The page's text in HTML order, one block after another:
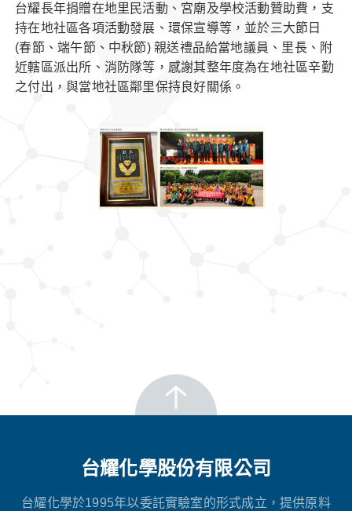
台耀長年捐贈在地里民活動、宮廟及學校活動贊助費，支
持在地社區各項活動發展、環保宣導等，並於三大節日
(春節、端午節、中秋節) 親送禮品給當地議員、里長、附
近轄區派出所、消防隊等，感謝其整年度為在地社區辛勤
之付出，與當地社區鄰里保持良好關係。
台耀化學股份有限公司
台耀化學於1995年以委託實驗室的形式成立，提供原料